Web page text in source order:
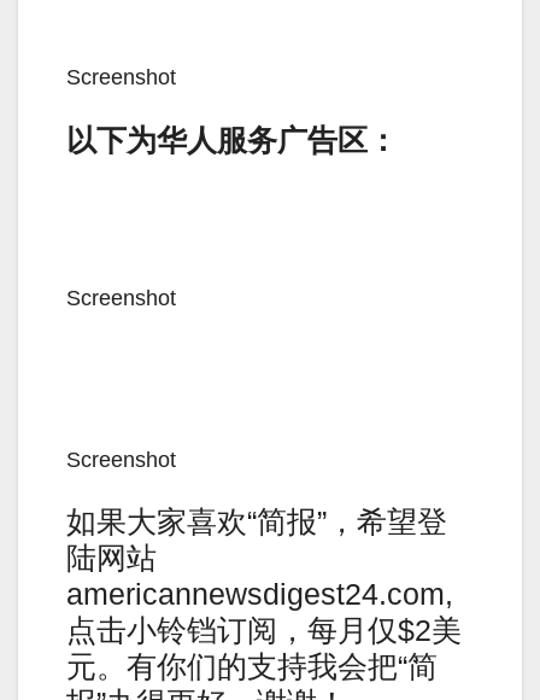
Screenshot
以下为华人服务广告区：
Screenshot
Screenshot
如果大家喜欢“简报”，希望登
陆网站
americannewsdigest24.com,
点击小铃铛订阅，每月仅$2美
元。有你们的支持我会把“简